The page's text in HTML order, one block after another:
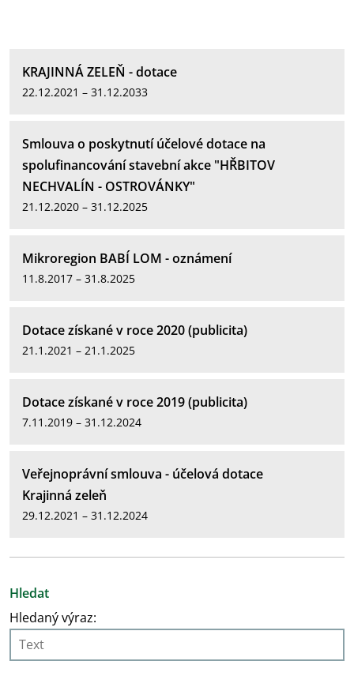
KRAJINNÁ ZELEŇ - dotace
22.12.2021 – 31.12.2033
Smlouva o poskytnutí účelové dotace na
spolufinancování stavební akce "HŘBITOV
NECHVALÍN - OSTROVÁNKY"
21.12.2020 – 31.12.2025
Mikroregion BABÍ LOM - oznámení
11.8.2017 – 31.8.2025
Dotace získané v roce 2020 (publicita)
21.1.2021 – 21.1.2025
Dotace získané v roce 2019 (publicita)
7.11.2019 – 31.12.2024
Veřejnoprávní smlouva - účelová dotace
Krajinná zeleň
29.12.2021 – 31.12.2024
Hledat
Hledaný výraz: